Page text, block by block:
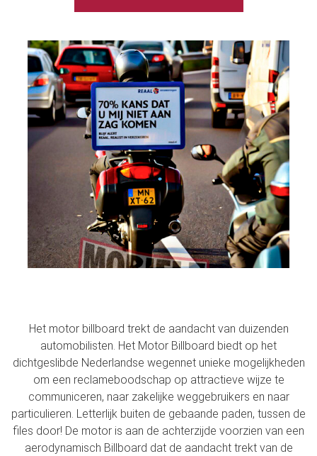
Het motor billboard trekt de aandacht van duizenden
automobilisten. Het Motor Billboard biedt op het
dichtgeslibde Nederlandse wegennet unieke mogelijkheden
om een reclameboodschap op attractieve wijze te
communiceren, naar zakelijke weggebruikers en naar
particulieren. Letterlijk buiten de gebaande paden, tussen de
files door! De motor is aan de achterzijde voorzien van een
aerodynamisch Billboard dat de aandacht trekt van de